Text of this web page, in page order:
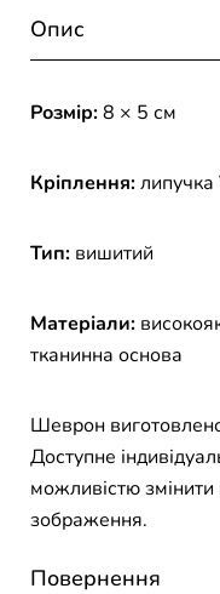
Опис
Розмір:8 × 5 см
Кріплення:
Тип: вишитий
Матеріали:
тканинна основа
Шеврон
Доступне
можливістю
зображення.
Повернення